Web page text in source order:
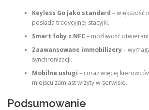
Keyless Go jako standard – większość
posiada tradycyjnej stacyjki.
Smart foby z NFC– możliwość
Zaawansowane immobilizery–
synchronizacji.
Mobilne usługi – coraz więcej
miejscu zamiast wizyty w serwisie.
Podsumowanie